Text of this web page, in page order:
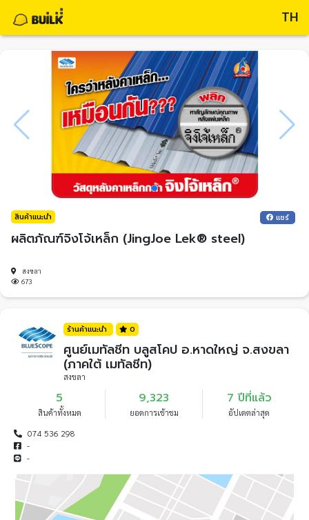
TH
สินค้าแนะนำ แชร์
ผลิตภัณฑ์จิงโจ้เหล็ก (JingJoe Lek® steel)
สงขลา
673
ร้านค้าแนะนำ 0
ศูนย์เมทัลชีท บลูสโคป อ.หาดใหญ่ จ.สงขลา
(ภาคใต้ เมทัลชีท)
สงขลา
5
สินค้าทั้งหมด
9,323
ยอดการเข้าชม
7 ปีที่แล้ว
อัปเดตล่าสุด
074 536 298
-
-